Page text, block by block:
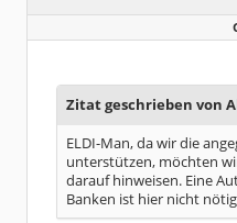
Geschlecht:
keine Angabe
Dabei seit:
07 / 2008
Zitat geschrieben von
ELDI-Man, da wir die
unterstützen, möchten
darauf hinweisen. Eine
Banken ist hier nicht